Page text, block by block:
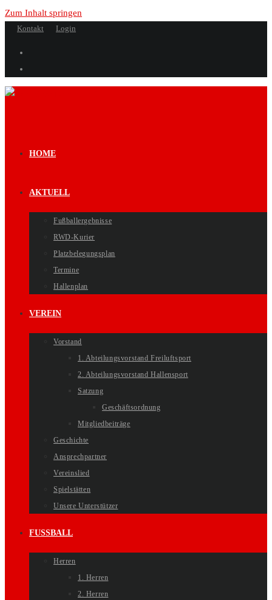
Zum Inhalt springen
Kontakt Login
HOME
AKTUELL
Fußballergebnisse
RWD-Kurier
Platzbelegungsplan
Termine
Hallenplan
VEREIN
Vorstand
1. Abteilungsvorstand Freiluftsport
2. Abteilungsvorstand Hallensport
Satzung
Geschäftsordnung
Mitgliedbeiträge
Geschichte
Ansprechpartner
Vereinslied
Spielstätten
Unsere Unterstützer
FUSSBALL
Herren
1. Herren
2. Herren